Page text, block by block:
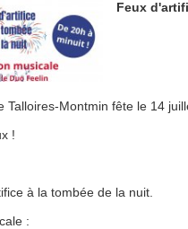
Feux
Talloires-Montmin fête le 14
!
à la tombée de la nuit.
: